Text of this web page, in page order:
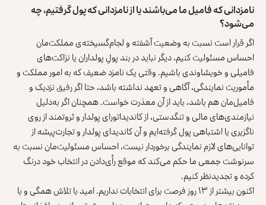
نامزدانی که فامیل‌ ما می‌باشند یا از نامزدانی که پول گرفتیم، چه
می‌شود؟
اگر قرار است نسبت به وضعیت آشفته و لجام‌گسیخته‌ی مملکت‌مان
احساس مسئولیت کنیم، دیگر نباید در بند پولِ پولداران یا نزاکت‌های
فامیلی و خویشاوندی باشیم. وقتی یک نامزد ضعیف که به امور مملکت و
مأموریت نمایندگی، آگاهی و تعهد نداشته باشد، حتا اگر رفیق نزدیک و
فامیل‌مان هم باشد، باید از آن معذرت خواست. همچنان اگر به‌دلیل
نیازمندی‌های مالی و تنگدستی، از کاندیداتورای پولدار و ثروتمند از روی
ناگزیری یا اشتباهی پول گرفته‌ایم و آن کاندیدای پولدار و تجارت‌پیشه از
توانایی‌های لازم نمایندگی برخوردار نیست، احساس مسئولیت‌مان نسبت به
سرنوشت جمعی ما حکم می‌کند که موقع رأی‌دادن در انتخاب خود درنگ
کرده و تجدیدنظر کنیم.
اکنون بیشتر از ۱۳ روز فرصت برای انتخابات نداریم. امید با تلاش همگی و با